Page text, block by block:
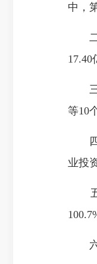
中，
二
17.40
三
等10
四
业投
五
六